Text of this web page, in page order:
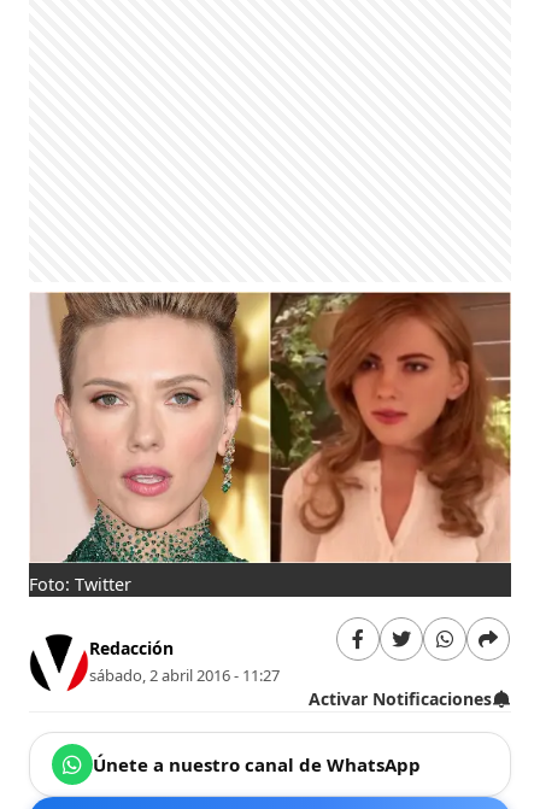
Foto: Twitter
Redacción
sábado, 2 abril 2016 - 11:27
Activar Notificaciones
Únete a nuestro canal de WhatsApp